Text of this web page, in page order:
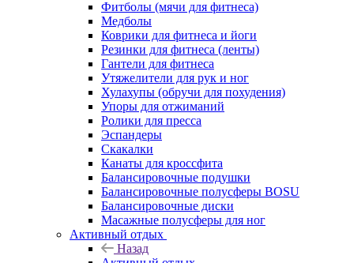
Фитболы (мячи для фитнеса)
Медболы
Коврики для фитнеса и йоги
Резинки для фитнеса (ленты)
Гантели для фитнеса
Утяжелители для рук и ног
Хулахупы (обручи для похудения)
Упоры для отжиманий
Ролики для пресса
Эспандеры
Скакалки
Канаты для кроссфита
Балансировочные подушки
Балансировочные полусферы BOSU
Балансировочные диски
Масажные полусферы для ног
Активный отдых
Назад